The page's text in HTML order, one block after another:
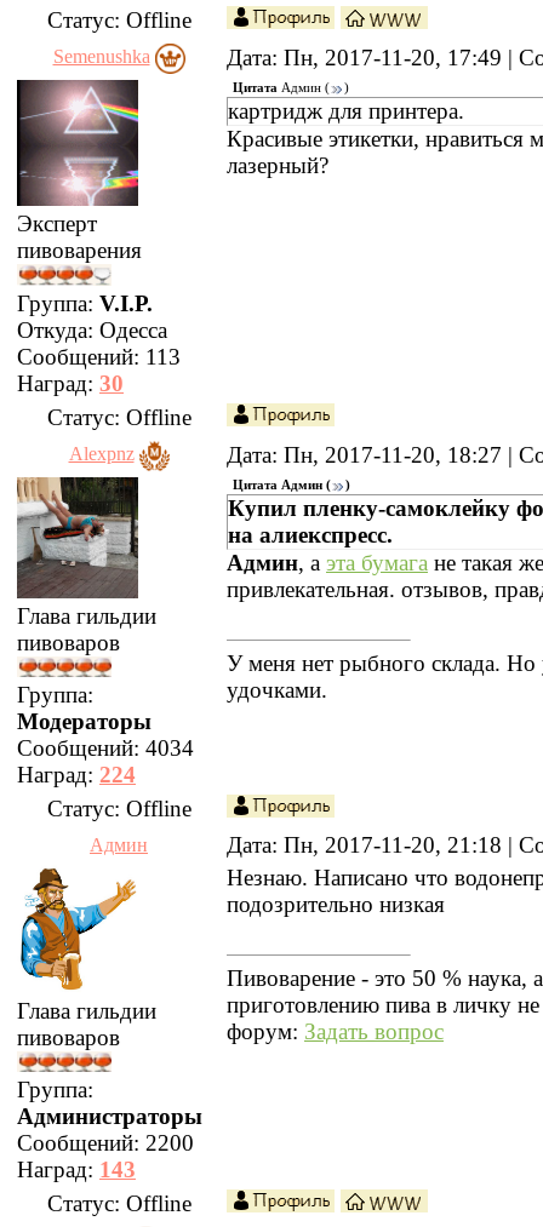
Статус: Offline
Semenushka Дата: Пн, 2017-11-20, 17:49 |
Эксперт
пивоварения
Группа: V.I.P.
Откуда: Одесса
Сообщений: 113
Наград: 30
Цитата Админ ( )
картридж для принтера.
Красивые этикетки,
лазерный?
Статус: Offline
Alexpnz Дата: Пн, 2017-11-20, 18:27 |
Глава гильдии
пивоваров
Группа:
Модераторы
Сообщений: 4034
Наград: 224
Цитата Админ ( )
Купил пленку-самоклейку
на алиекспресс.
Админ, а эта бумага не такая
привлекательная. отзывов,
У меня нет рыбного склада. Но
удочками.
Статус: Offline
Админ Дата: Пн, 2017-11-20, 21:18 |
Глава гильдии
пивоваров
Группа:
Администраторы
Сообщений: 2200
Наград: 143
Незнаю. Написано что
подозрительно низкая
Пивоварение - это 50 % наука,
приготовлению пива в личку
форум: Задать вопрос
Статус: Offline